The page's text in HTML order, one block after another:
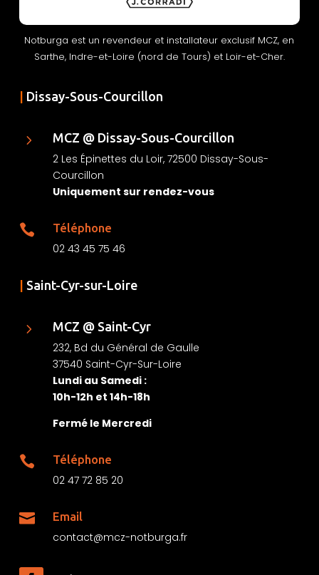
Notburga est un revendeur et installateur exclusif MCZ, en
Sarthe, Indre-et-Loire (nord de Tours) et Loir-et-Cher.
| Dissay-Sous-Courcillon
5
MCZ @ Dissay-Sous-Courcillon
2 Les Épinettes du Loir, 72500 Dissay-Sous-
Courcillon
Uniquement sur rendez-vous
 Téléphone
02 43 45 75 46
| Saint-Cyr-sur-Loire
5
MCZ @ Saint-Cyr
232, Bd du Général de Gaulle
37540 Saint-Cyr-Sur-Loire
Lundi au Samedi :
10h-12h et 14h-18h
Fermé le Mercredi
 Téléphone
02 47 72 85 20
 Email
contact@mcz-notburga.fr